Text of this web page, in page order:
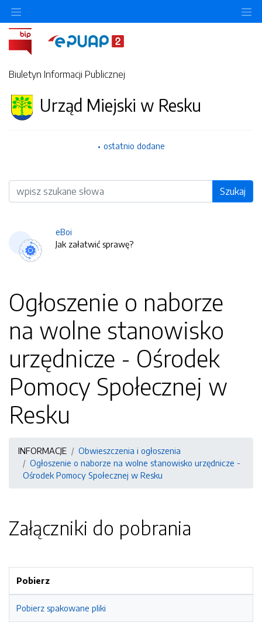
Biuletyn Informacji Publicznej
Urząd Miejski w Resku
ostatnio dodane
Wyszukiwarka Szukaj
eBoi
Jak załatwić sprawę?
Ogłoszenie o naborze
na wolne stanowisko
urzędnicze - Ośrodek
Pomocy Społecznej w
Resku
INFORMACJE
Obwieszczenia i ogłoszenia
Ogłoszenie o naborze na wolne stanowisko urzędnicze -
Ośrodek Pomocy Społecznej w Resku
Załączniki do pobrania
Pobierz
Pobierz spakowane pliki